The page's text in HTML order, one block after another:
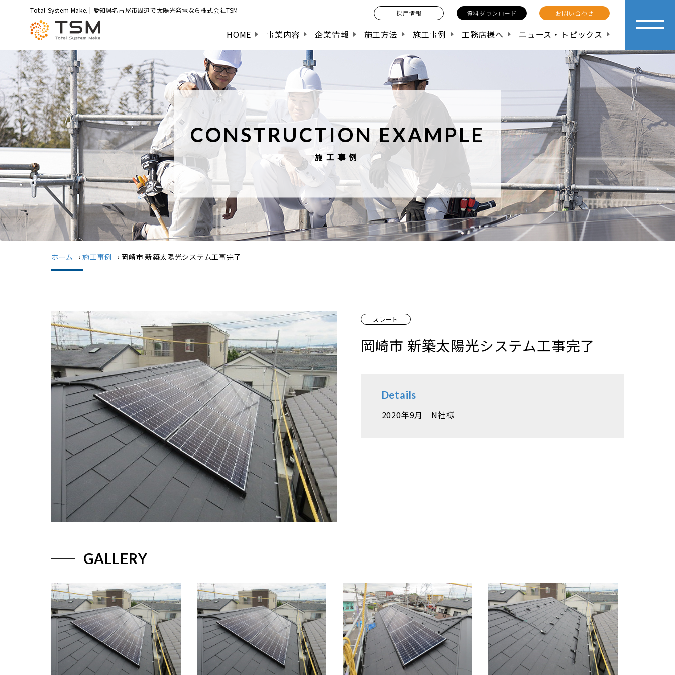
Total System Make. | 愛知県名古屋市周辺で太陽光発電なら株式会社TSM 採用情報 資料ダウンロード お問い合わせ
HOME 事業内容 企業情報 施工方法 施工事例 工務店様へ ニュース・トピックス
CONSTRUCTION EXAMPLE
施工事例
ホーム ›施工事例 › 岡崎市 新築太陽光システム工事完了
スレート
岡崎市 新築太陽光システム工事完了
Details
2020年9月 N社様
GALLERY